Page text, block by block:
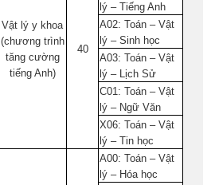
Vật lý y khoa
(chương trình
tăng cường
tiếng Anh)
40
lý – Tiếng Anh
A02: Toán – Vật
lý – Sinh học
A03: Toán – Vật
lý – Lịch Sử
C01: Toán – Vật
lý – Ngữ Văn
X06: Toán – Vật
lý – Tin học
A00: Toán – Vật
lý – Hóa học